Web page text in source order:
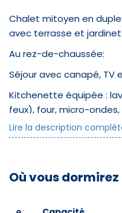
Chalet mitoyen en
avec terrasse et
Au rez-de-chaussée:
Séjour avec canapé, TV
Kitchenette équipée :
feux), four, micro-
bouilloire et grille-pain.
Une chambre avec 1 lit en
Une chambre avec 2 lits
Lire la description
Où vous dormirez